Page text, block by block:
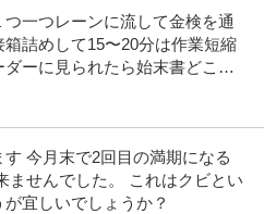
一つレーンに流して金検を通
詰めして15〜20分は作業短縮
ーに見られたら始末書どころ
今月末で2回目の満期になる
ませんでした。 これはクビとい
宜しいでしょうか？